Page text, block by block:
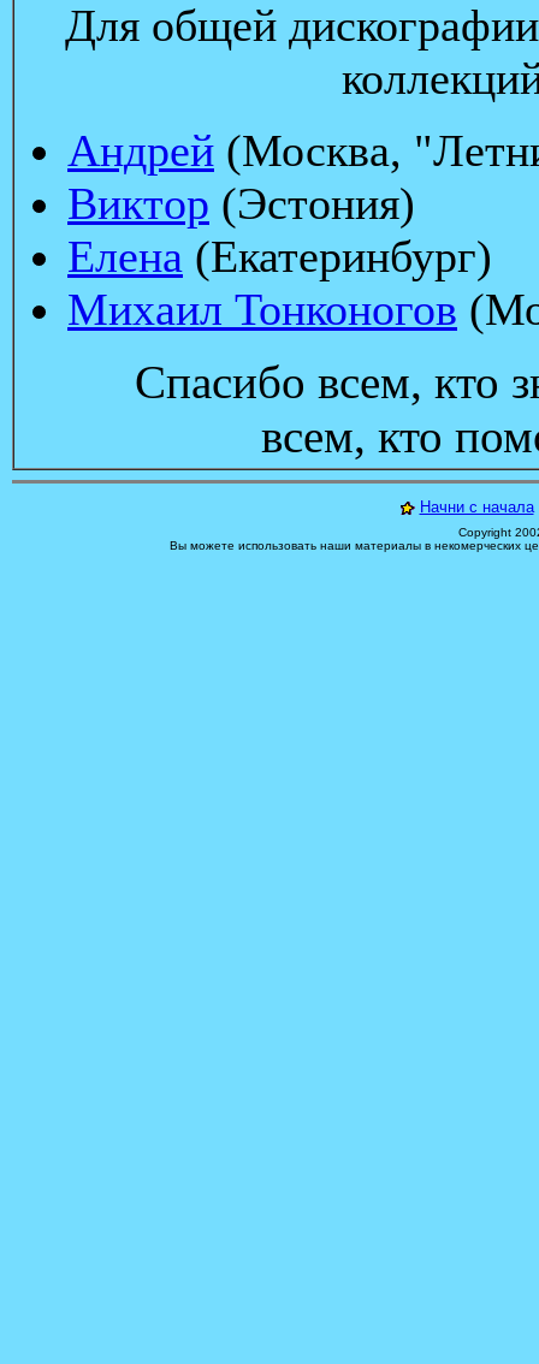
Для общей
Андрей (Москва,
Виктор (Эстония)
Елена (Екатеринбург)
Михаил Тонконогов
Cпасибо всем, кто
всем, кто
Начни с начала
Copyright
Вы можете использовать наши материалы в некомерческих